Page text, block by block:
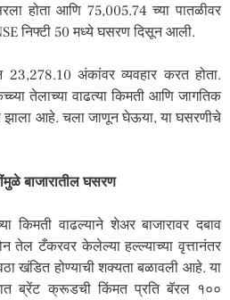
होता आणि 75,005.74 च्या पातळीवर
निफ्टी 50 मध्ये घसरण दिसून आली.
अंकांवर व्यवहार करत होता.
तेलाच्या वाढत्या किमती आणि जागतिक
झाला आहे. चला जाणून घेऊया, या घसरणीचे
बाजारातील घसरण
किमती वाढल्याने शेअर बाजारावर दबाव
तेल टँकरवर केलेल्या हल्ल्याच्या वृत्तानंतर
खंडित होण्याची शक्यता बळावली आहे. या
ब्रेंट क्रूडची किंमत प्रति बॅरल १००